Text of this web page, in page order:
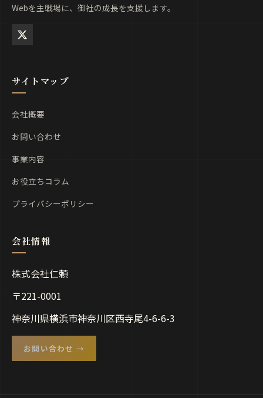
Webを主戦場に、御社の成長を支援します。
サイトマップ
会社概要
お問い合わせ
事業内容
お役立ちコラム
プライバシーポリシー
株式会社仁頼
〒221-0001
神奈川県横浜市神奈川区西寺尾4-6-6-3
お問い合わせ →